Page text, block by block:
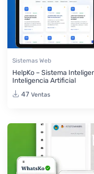
Sistemas Web
HelpKo – Sistema
Inteligencia Artificial
47 Ventas